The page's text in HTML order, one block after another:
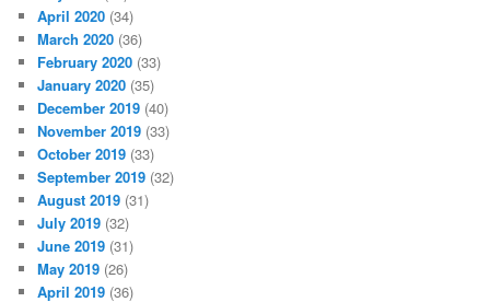
April 2020 (34)
March 2020 (36)
February 2020 (33)
January 2020 (35)
December 2019 (40)
November 2019 (33)
October 2019 (33)
September 2019 (32)
August 2019 (31)
July 2019 (32)
June 2019 (31)
May 2019 (26)
April 2019 (36)